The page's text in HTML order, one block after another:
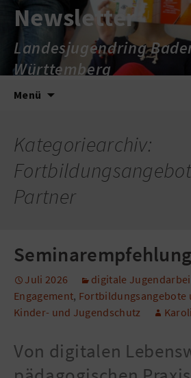
Newsletter
Landesjugendring
Württemberg
Menü
Kategoriearchiv:
Partner
Juli 2026 digitale
Engagement, Fortbildungsangebote
Kinder- und Jugendschutz
Von digitalen